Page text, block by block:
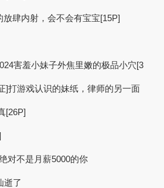
放肆内射，会不会有宝宝[15P]
害羞小妹子外焦里嫩的极品小穴[3
]打游戏认识的妹纸，律师的另一面
[26P]
对不是月薪5000的你
逝了